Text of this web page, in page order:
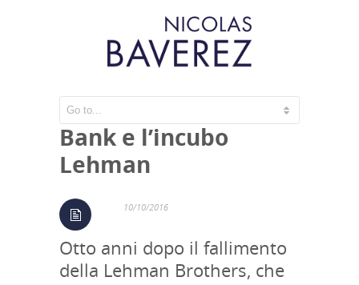
Il caso Deutsche
Bank e l’incubo
Lehman
10/10/2016
Otto anni dopo il fallimento
della Lehman Brothers, che